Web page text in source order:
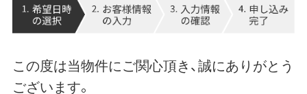
この度は当物件にご関心頂き、誠にありがとう
ございます。